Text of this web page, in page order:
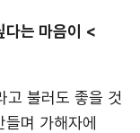
다는 마음이 <
고 불러도 좋을 것
들며 가해자에